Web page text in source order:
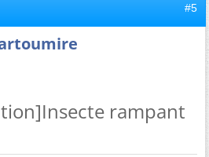
#5
rampant